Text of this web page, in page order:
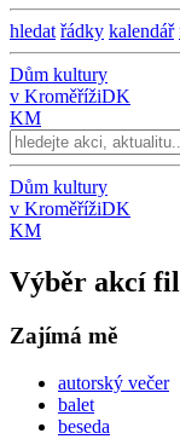
hledat řádky kalendář
Dům kultury
v KroměřížiDK
KM
Dům kultury
v KroměřížiDK
KM
Výběr akcí
Zajímá mě
autorský večer
balet
beseda